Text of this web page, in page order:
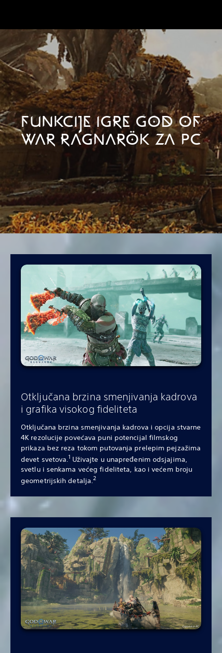
FUNKCIJE IGRE GOD OF
WAR RAGNARÖK ZA PC
Otključana brzina smenjivanja kadrova
i grafika visokog fideliteta
Otključana brzina smenjivanja kadrova i opcija stvarne
4K rezolucije povećava puni potencijal filmskog
prikaza bez reza tokom putovanja prelepim pejzažima
devet svetova.1 Uživajte u unapređenim odsjajima,
svetlu i senkama većeg fideliteta, kao i većem broju
geometrijskih detalja.2